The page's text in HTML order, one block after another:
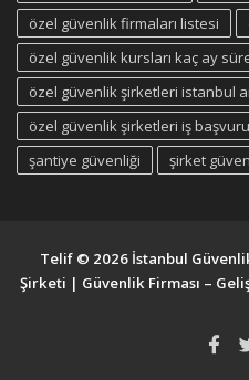
özel güvenlik firmaları listesi
özel güvenlik kursları kaç ay
özel güvenlik şirketleri istanbul
özel güvenlik şirketleri iş
şantiye güvenliği
şirket
Telif © 2026 İstanbul
Şirketi | Güvenlik Firması –